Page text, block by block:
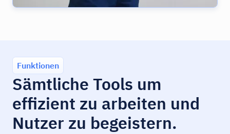
Funktionen
Sämtliche Tools um
effizient zu arbeiten und
Nutzer zu begeistern.